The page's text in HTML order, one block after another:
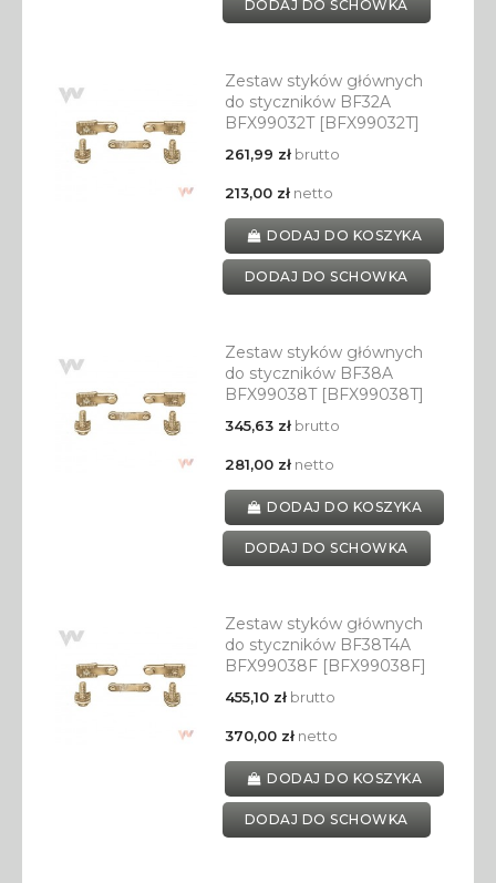
DODAJ DO SCHOWKA
Zestaw styków głównych
do styczników BF32A
BFX99032T [BFX99032T]
261,99 złbrutto
213,00 złnetto
DODAJ DO KOSZYKA
DODAJ DO SCHOWKA
Zestaw styków głównych
do styczników BF38A
BFX99038T [BFX99038T]
345,63 złbrutto
281,00 złnetto
DODAJ DO KOSZYKA
DODAJ DO SCHOWKA
Zestaw styków głównych
do styczników BF38T4A
BFX99038F [BFX99038F]
455,10 złbrutto
370,00 złnetto
DODAJ DO KOSZYKA
DODAJ DO SCHOWKA